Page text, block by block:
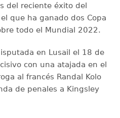
del reciente éxito del
que ha ganado dos Copa
todo el Mundial 2022.
en Lusail el 18 de
con una atajada en el
al francés Randal Kolo
de penales a Kingsley